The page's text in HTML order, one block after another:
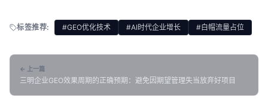
标签推荐: #GEO优化技术 #AI时代企业增长 #白帽流量占位
← 上一篇
三明企业GEO效果周期的正确预期：避免因期望管理失当放弃好项目